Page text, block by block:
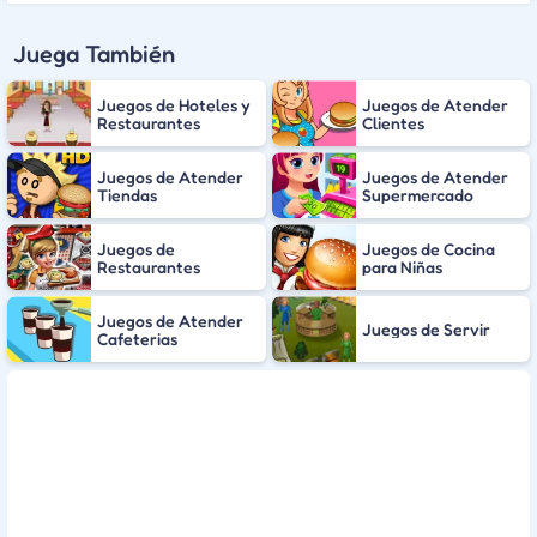
Juega También
Juegos de Hoteles y
Restaurantes
Juegos de Atender
Clientes
Juegos de Atender
Tiendas
Juegos de Atender
Supermercado
Juegos de
Restaurantes
Juegos de Cocina
para Niñas
Juegos de Atender
Cafeterias
Juegos de Servir